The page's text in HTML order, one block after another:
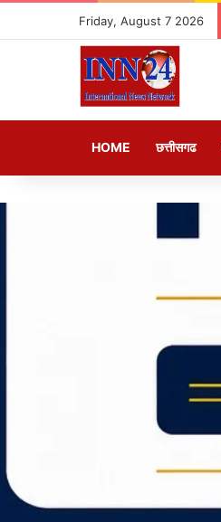
Friday, August 7 2026
HOME छत्तीसगढ